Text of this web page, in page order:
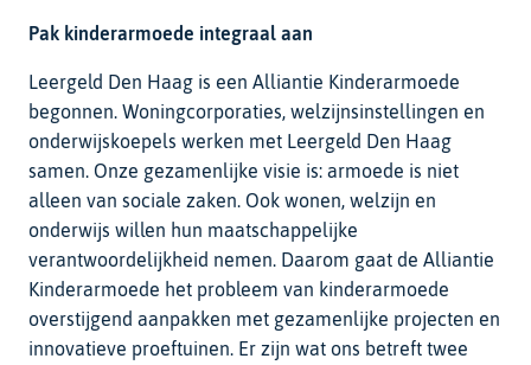
Pak kinderarmoede integraal aan
Leergeld Den Haag is een Alliantie Kinderarmoede
begonnen. Woningcorporaties, welzijnsinstellingen en
onderwijskoepels werken met Leergeld Den Haag
samen. Onze gezamenlijke visie is: armoede is niet
alleen van sociale zaken. Ook wonen, welzijn en
onderwijs willen hun maatschappelijke
verantwoordelijkheid nemen. Daarom gaat de Alliantie
Kinderarmoede het probleem van kinderarmoede
overstijgend aanpakken met gezamenlijke projecten en
innovatieve proeftuinen. Er zijn wat ons betreft twee